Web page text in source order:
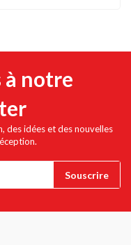
à notre
des idées et des nouvelles